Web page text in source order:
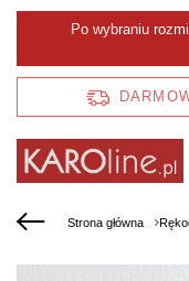
Po wybraniu
Strona główna